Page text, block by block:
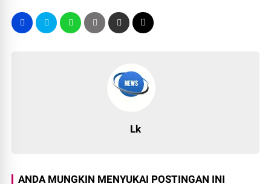
Lk
ANDA MUNGKIN MENYUKAI POSTINGAN INI